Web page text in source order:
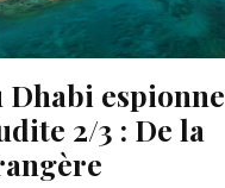
Dhabi espionne
2/3 : De la